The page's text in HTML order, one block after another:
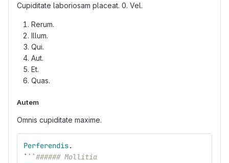
Cupiditate laboriosam placeat. 0. Vel.
Rerum.
Illum.
Qui.
Aut.
Et.
Quas.
Autem
Omnis cupiditate maxime.
Perferendis.
` ``###### Mollitia